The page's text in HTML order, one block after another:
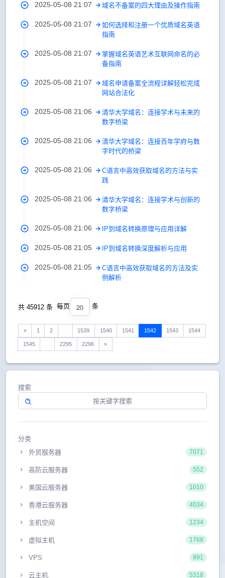
2025-05-08 21:07 域名不备案的四大理由及操作指南
2025-05-08 21:07
如何选择和注册一个优质域名英语
指南
2025-05-08 21:07
掌握域名英语艺术互联网命名的必
备指南
2025-05-08 21:07
域名申请备案全流程详解轻松完成
网站合法化
2025-05-08 21:06
清华大学域名：连接学术与未来的
数字桥梁
2025-05-08 21:06
清华大学域名：连接百年学府与数
字时代的桥梁
2025-05-08 21:06
C语言中高效获取域名的方法与实
践
2025-05-08 21:06
清华大学域名：连接学术与创新的
数字桥梁
2025-05-08 21:06 IP到域名转换原理与应用详解
2025-05-08 21:05 IP到域名转换深度解析与应用
2025-05-08 21:05
C语言中高效获取域名的方法及实
例解析
共 45912 条 每页 20 条
« 1 2 1539 1540 1541 1542 1543 1544
1545 2295 2296 »
搜索
分类
外贸服务器
7071
高防云服务器 552
美国云服务器 1010
香港云服务器 4034
主机空间 1234
虚拟主机 1768
VPS 891
云主机 5318